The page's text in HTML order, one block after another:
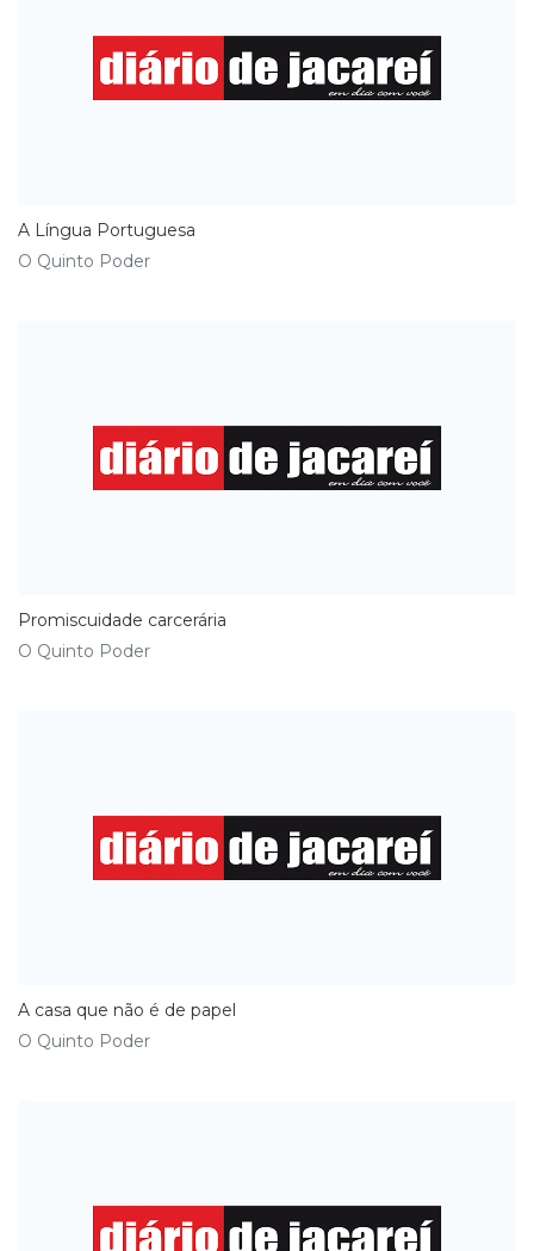
A Língua Portuguesa
O Quinto Poder
Promiscuidade carcerária
O Quinto Poder
A casa que não é de papel
O Quinto Poder